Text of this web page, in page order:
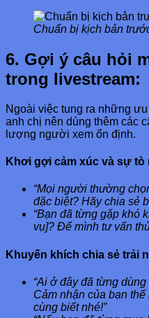
Chuẩn bị kịch bản
6. Gợi ý câu hỏi
trong livestream:
Ngoài việc tung ra những
anh chị nên dùng thêm các
lượng người xem ổn định.
Khơi gợi cảm xúc và sự tò
“Mọi người thường
đặc biệt? Hãy chia sẻ
“Bạn đã từng gặp khó
vụ]? Để mình tư vấn
Khuyến khích chia sẻ trải
“Ai ở đây đã từng
Cảm nhận của bạn
cùng biết nhé!”